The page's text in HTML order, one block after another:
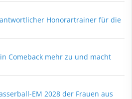
Honorartrainer für die
Comeback mehr zu und macht
EM 2028 der Frauen aus